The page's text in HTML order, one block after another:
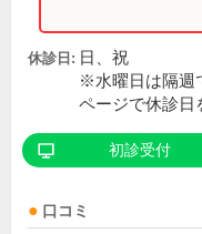
休診日: 日、祝
※水曜日は隔週
ページで休診日
初診受付
口コミ